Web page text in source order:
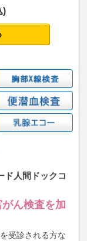
)
ド人間ドックコ
ん検査を加
受診される方な